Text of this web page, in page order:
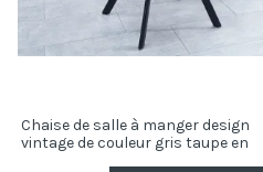
Chaise de salle à manger design
vintage de couleur gris taupe en